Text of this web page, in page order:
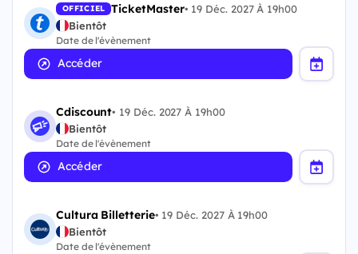
OFFICIEL TicketMaster• 19 Déc. 2027 À 19h00
Bientôt
Date de l'évènement
Accéder
Cdiscount• 19 Déc. 2027 À 19h00
Bientôt
Date de l'évènement
Accéder
Cultura Billetterie• 19 Déc. 2027 À 19h00
Bientôt
Date de l'évènement